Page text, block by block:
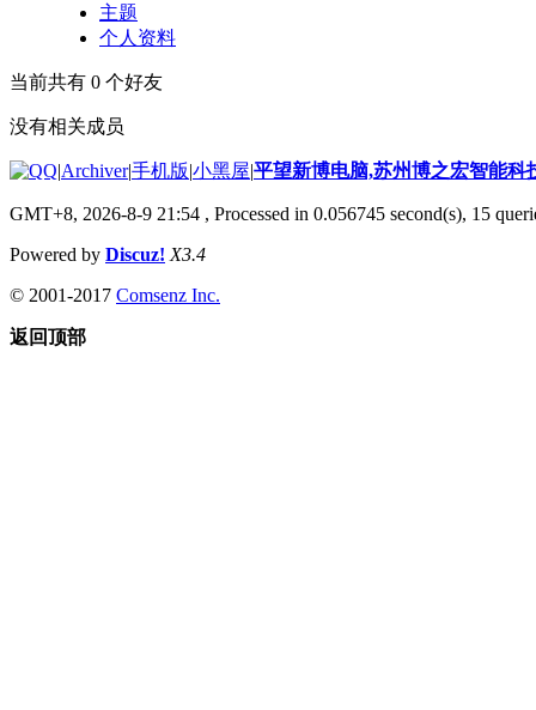
主题
个人资料
当前共有 0 个好友
没有相关成员
|Archiver|手机版|小黑屋|平望新博电脑,苏州博之宏智能科
GMT+8, 2026-8-9 21:54 , Processed in 0.056745 second(s), 15
Powered by Discuz! X3.4
© 2001-2017 Comsenz Inc.
返回顶部